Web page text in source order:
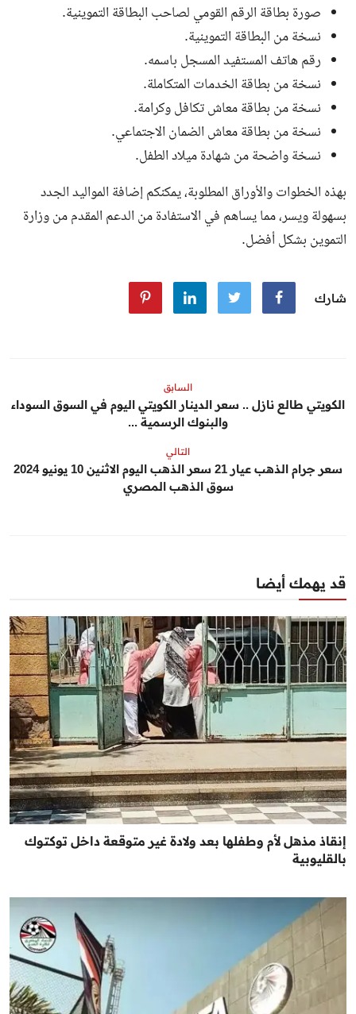
صورة بطاقة الرقم القومي لصاحب البطاقة التموينية.
نسخة من البطاقة التموينية.
رقم هاتف المستفيد المسجل باسمه.
نسخة من بطاقة الخدمات المتكاملة.
نسخة من بطاقة معاش تكافل وكرامة.
نسخة من بطاقة معاش الضمان الاجتماعي.
نسخة واضحة من شهادة ميلاد الطفل.
بهذه الخطوات والأوراق المطلوبة، يمكنكم إضافة المواليد الجدد
بسهولة ويسر، مما يساهم في الاستفادة من الدعم المقدم من وزارة
التموين بشكل أفضل.
شارك
السابق
الكويتي طالع نازل .. سعر الدينار الكويتي اليوم في السوق السوداء
والبنوك الرسمية ...
التالي
سعر جرام الذهب عيار 21 سعر الذهب اليوم الاثنين 10 يونيو 2024
سوق الذهب المصري
قد يهمك أيضا
إنقاذ مذهل لأم وطفلها بعد ولادة غير متوقعة داخل توكتوك
بالقليوبية